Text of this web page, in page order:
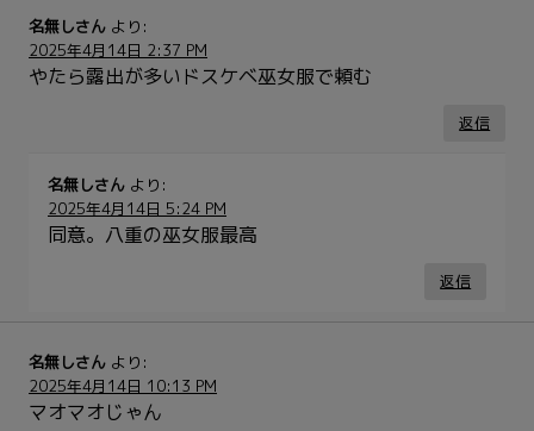
名無しさん より:
2025年4月14日 2:37 PM
やたら露出が多いドスケベ巫女服で頼む
返信
名無しさん より:
2025年4月14日 5:24 PM
同意。八重の巫女服最高
返信
名無しさん より:
2025年4月14日 10:13 PM
マオマオじゃん